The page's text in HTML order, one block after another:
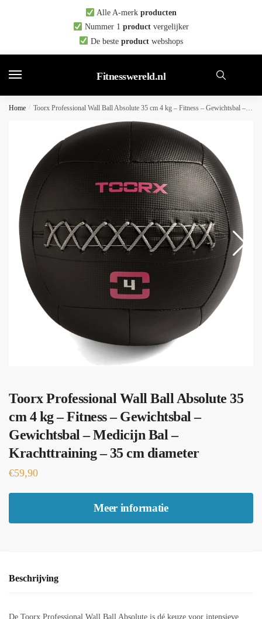
Alle A-merk producten
Nummer 1 productvergelijker
De beste productwebshops
Fitnesswereld.nl
Home / Toorx Professional Wall Ball Absolute 35 cm 4 kg – Fitness – Gewichtsbal – Gewichtsbal – Medicijn Bal – Krachttraining – 35 cm diameter
Toorx Professional Wall Ball Absolute 35
cm 4 kg – Fitness – Gewichtsbal –
Gewichtsbal – Medicijn Bal –
Krachttraining – 35 cm diameter
€59,90
Meer informatie
Beschrijving
De Toorx Professional Wall Ball Absolute is dé keuze voor intensieve